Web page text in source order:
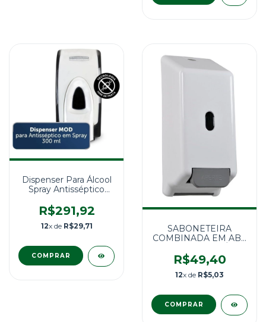
Dispenser Para Álcool
Spray Antisséptico
Kimberly Clark
R$291,92
12x de R$29,71
SABONETEIRA
COMBINADA EM ABS
CAPACIDADE 900 mL
BRANCA/CINZA
R$49,40
12x de R$5,03